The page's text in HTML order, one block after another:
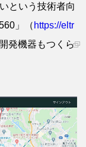
という技術者向
」（ https://eltr
発機器もつくら